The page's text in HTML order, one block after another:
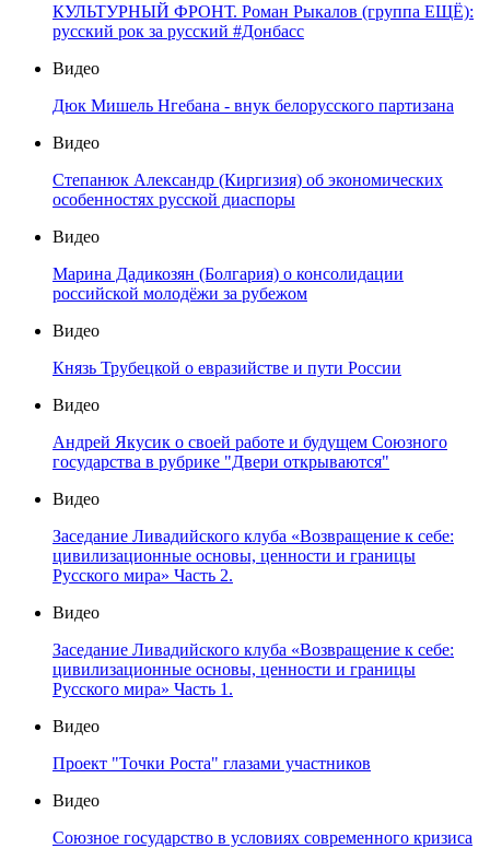
КУЛЬТУРНЫЙ ФРОНТ. Роман Рыкалов (группа ЕЩЁ):
русский рок за русский #Донбасс
Видео
Дюк Мишель Нгебана - внук белорусского партизана
Видео
Степанюк Александр (Киргизия) об экономических
особенностях русской диаспоры
Видео
Марина Дадикозян (Болгария) о консолидации
российской молодёжи за рубежом
Видео
Князь Трубецкой о евразийстве и пути России
Видео
Андрей Якусик о своей работе и будущем Союзного
государства в рубрике "Двери открываются"
Видео
Заседание Ливадийского клуба «Возвращение к себе:
цивилизационные основы, ценности и границы
Русского мира» Часть 2.
Видео
Заседание Ливадийского клуба «Возвращение к себе:
цивилизационные основы, ценности и границы
Русского мира» Часть 1.
Видео
Проект "Точки Роста" глазами участников
Видео
Союзное государство в условиях современного кризиса